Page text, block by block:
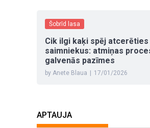
Šobrīd lasa
Cik ilgi kaķi spēj atcerēties
saimniekus: atmiņas
galvenās pazīmes
by Anete Blaua 17/01/2026
APTAUJA